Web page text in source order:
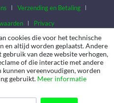
Verzending en Betaling
Privacy
cookies die voor het technische
en altijd worden geplaatst. Andere
van deze website verhogen,
of die interactie met andere
vereenvoudigen, worden
gebruikt. Meer informatie